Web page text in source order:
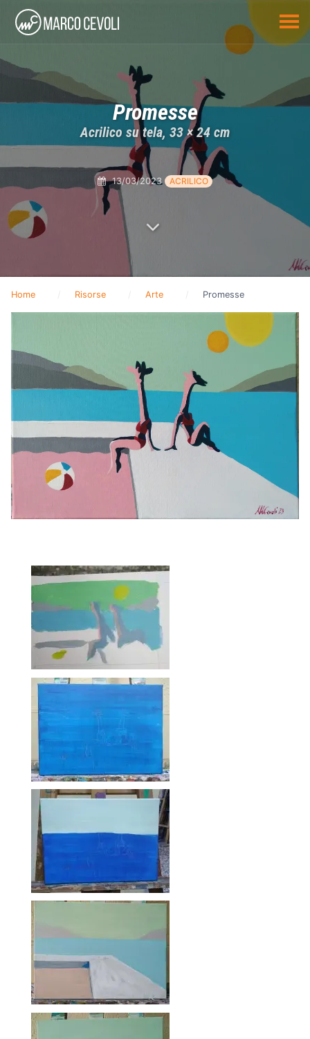
Promesse
Acrilico su tela, 33 × 24 cm
13/03/2023 ACRILICO
Home Risorse Arte Promesse